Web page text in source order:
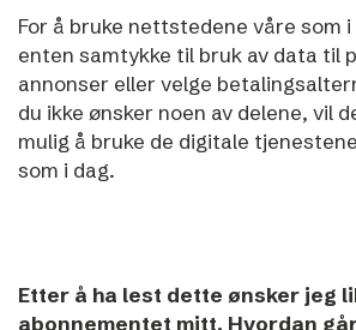
For å bruke nettstedene våre som i
enten samtykke til bruk av data til
annonser eller velge
du ikke ønsker noen av delene, vil
mulig å bruke de digitale
som i dag.
Etter å ha lest dette ønsker jeg
abonnementet mitt. Hvordan